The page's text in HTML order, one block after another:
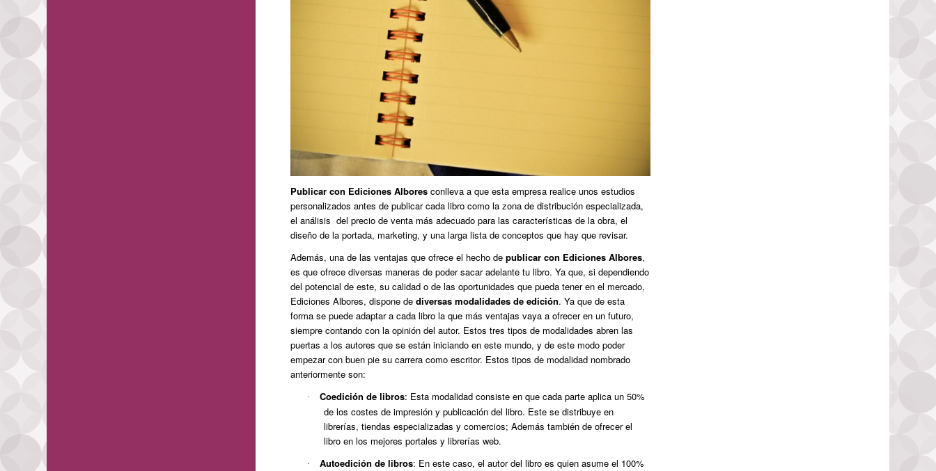
Publicar con Ediciones Albores conlleva a que esta empresa realice unos estudios
personalizados antes de publicar cada libro como la zona de distribución especializada,
el análisis del precio de venta más adecuado para las características de la obra, el
diseño de la portada, marketing, y una larga lista de conceptos que hay que revisar.
Además, una de las ventajas que ofrece el hecho depublicar con Ediciones Albores,
es que ofrece diversas maneras de poder sacar adelante tu libro. Ya que, si dependiendo
del potencial de este, su calidad o de las oportunidades que pueda tener en el mercado,
Ediciones Albores, dispone dediversas modalidades de edición. Ya que de esta
forma se puede adaptar a cada libro la que más ventajas vaya a ofrecer en un futuro,
siempre contando con la opinión del autor. Estos tres tipos de modalidades abren las
puertas a los autores que se están iniciando en este mundo, y de este modo poder
empezar con buen pie su carrera como escritor. Estos tipos de modalidad nombrado
anteriormente son:
· Coedición de libros: Esta modalidad consiste en que cada parte aplica un 50%
de los costes de impresión y publicación del libro. Este se distribuye en
librerías, tiendas especializadas y comercios; Además también de ofrecer el
libro en los mejores portales y librerías web.
· Autoedición de libros: En este caso, el autor del libro es quien asume el 100%